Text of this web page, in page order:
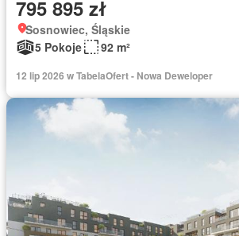
795 895 zł
Sosnowiec, Śląskie
5 Pokoje
92 m²
12 lip 2026 w TabelaOfert - Nowa Deweloper